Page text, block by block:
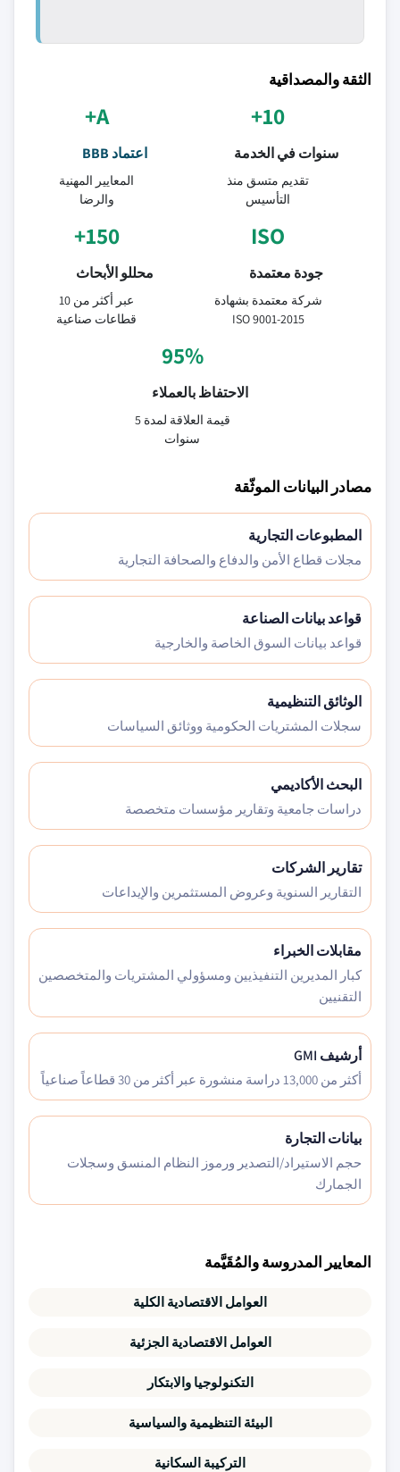
الثقة والمصداقية
10+
سنوات في الخدمة
تقديم متسق منذ
التأسيس
A+
اعتماد BBB
المعايير المهنية
والرضا
ISO
جودة معتمدة
شركة معتمدة بشهادة
ISO 9001-2015
150+
محللو الأبحاث
عبر أكثر من 10
قطاعات صناعية
95%
الاحتفاظ بالعملاء
قيمة العلاقة لمدة 5
سنوات
مصادر البيانات الموثّقة
المطبوعات التجارية
مجلات قطاع الأمن والدفاع والصحافة التجارية
قواعد بيانات الصناعة
قواعد بيانات السوق الخاصة والخارجية
الوثائق التنظيمية
سجلات المشتريات الحكومية ووثائق السياسات
البحث الأكاديمي
دراسات جامعية وتقارير مؤسسات متخصصة
تقارير الشركات
التقارير السنوية وعروض المستثمرين والإيداعات
مقابلات الخبراء
كبار المديرين التنفيذيين ومسؤولي المشتريات والمتخصصين
التقنيين
أرشيف GMI
أكثر من 13,000 دراسة منشورة عبر أكثر من 30 قطاعاً صناعياً
بيانات التجارة
حجم الاستيراد/التصدير ورموز النظام المنسق وسجلات
الجمارك
المعايير المدروسة والمُقَيَّمة
العوامل الاقتصادية الكلية
العوامل الاقتصادية الجزئية
التكنولوجيا والابتكار
البيئة التنظيمية والسياسية
التركيبة السكانية